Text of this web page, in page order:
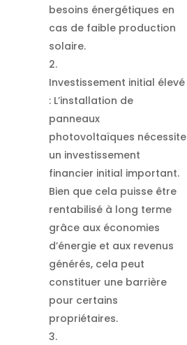
besoins énergétiques en
cas de faible production
solaire.
Investissement initial élevé
: L’installation de
panneaux
photovoltaïques nécessite
un investissement
financier initial important.
Bien que cela puisse être
rentabilisé à long terme
grâce aux économies
d’énergie et aux revenus
générés, cela peut
constituer une barrière
pour certains
propriétaires.